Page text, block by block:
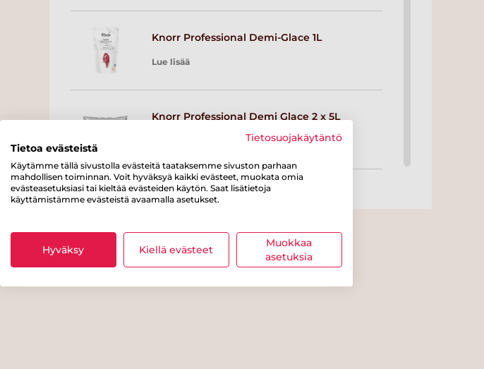
Knorr Professional Demi-Glace 1L
Lue lisää
Knorr Professional Demi Glace 2 x 5L
Knorr Professional Vasikkafondi 1L
kylmävalmistus 2x2,5kg/62,5L
Tietosuojakäytäntö
Tietoa evästeistä
Käytämme tällä sivustolla evästeitä taataksemme sivuston parhaan
mahdollisen toiminnan. Voit hyväksyä kaikki evästeet, muokata omia
evästeasetuksiasi tai kieltää evästeiden käytön. Saat lisätietoja
käyttämistämme evästeistä avaamalla asetukset.
Hyväksy Kiellä evästeet
Muokkaa
asetuksia